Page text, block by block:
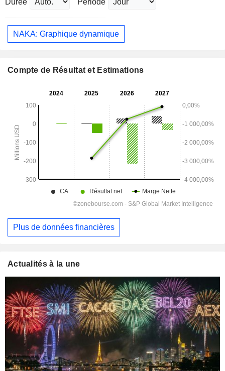
Durée Période
NAKA: Graphique dynamique
Compte de Résultat et Estimations
Plus de données financières
Actualités à la une